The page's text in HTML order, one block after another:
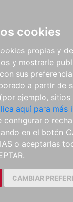
cookies
propias y
y mostrarle
sus
a partir de
ejemplo, sitios
aquí para más
configurar o
en el botón
o aceptarlas
CAMBIAR